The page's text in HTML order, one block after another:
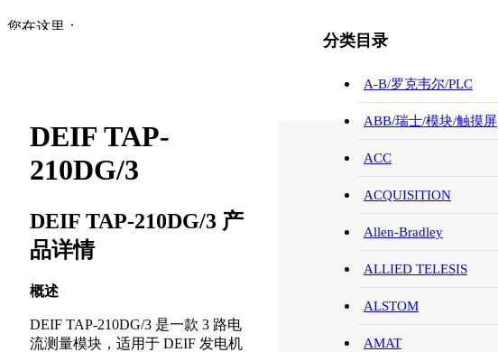
您在这里：
DEIF TAP-
210DG/3
DEIF TAP-210DG/3 产
品详情
概述
DEIF TAP-210DG/3 是一款 3 路电
流测量模块，适用于 DEIF 发电机
分类目录
A-B/罗克韦尔/PLC
ABB/瑞士/模块/触摸屏
ACC
ACQUISITION
Allen-Bradley
ALLIED TELESIS
ALSTOM
AMAT